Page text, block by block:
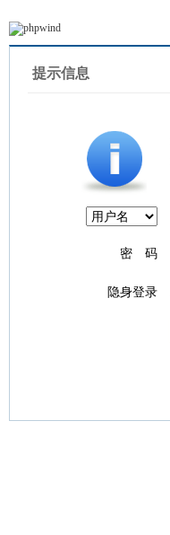
提示信息
密 码
隐身登录